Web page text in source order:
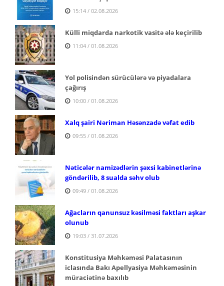
15:14 / 02.08.2026
Külli miqdarda narkotik vasitə ələ keçirilib
11:04 / 01.08.2026
Yol polisindən sürücülərə və piyadalara
çağırış
10:00 / 01.08.2026
Xalq şairi Nəriman Həsənzadə vəfat edib
09:55 / 01.08.2026
Nəticələr namizədlərin şəxsi kabinetlərinə
göndərilib, 8 sualda səhv olub
09:49 / 01.08.2026
Ağacların qanunsuz kəsilməsi faktları aşkar
olunub
19:03 / 31.07.2026
Konstitusiya Məhkəməsi Palatasının
iclasında Bakı Apellyasiya Məhkəməsinin
müraciətinə baxılıb